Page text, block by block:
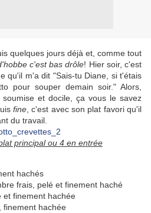
quelques jours déjà et, comme tout
c'est bas drôle! Hier soir, c'est
qu'il m'a dit "Sais-tu Diane, si t'étais
pour souper demain soir." Alors,
et docile, ça vous le savez
fine , c'est avec son plat favori qu'il
du travail.
principal ou 4 en entrée
hachés
frais, pelé et finement haché
et finement hachée
finement hachée